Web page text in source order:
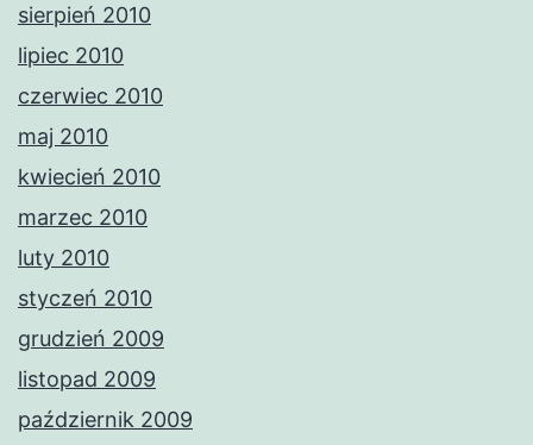
sierpień 2010
lipiec 2010
czerwiec 2010
maj 2010
kwiecień 2010
marzec 2010
luty 2010
styczeń 2010
grudzień 2009
listopad 2009
październik 2009